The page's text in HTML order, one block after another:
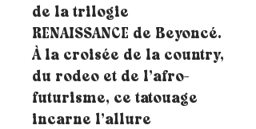
de la trilogie
RENAISSANCE de Beyoncé.
À la croisée de la country,
du rodeo et de l’afro-
futurisme, ce tatouage
incarne l’allure